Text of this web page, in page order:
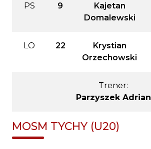
PS 9
Kajetan
Domalewski
LO 22
Krystian
Orzechowski
Trener:
Parzyszek Adrian
MOSM TYCHY (U20)